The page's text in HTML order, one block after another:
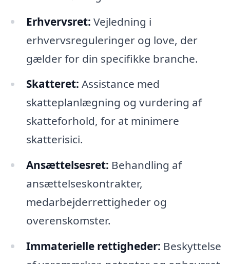
Erhvervsret: Vejledning i
erhvervsreguleringer og love, der
gælder for din specifikke branche.
Skatteret: Assistance med
skatteplanlægning og vurdering af
skatteforhold, for at minimere
skatterisici.
Ansættelsesret: Behandling af
ansættelseskontrakter,
medarbejderrettigheder og
overenskomster.
Immaterielle rettigheder: Beskyttelse